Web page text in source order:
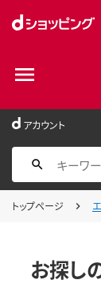
アカウント
トップページ
お探し